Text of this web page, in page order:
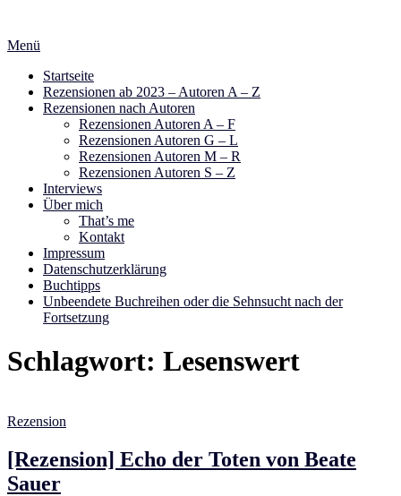
springen
Menü
Startseite
Rezensionen ab 2023 – Autoren A – Z
Rezensionen nach Autoren
Rezensionen Autoren A – F
Rezensionen Autoren G – L
Rezensionen Autoren M – R
Rezensionen Autoren S – Z
Interviews
Über mich
That’s me
Kontakt
Impressum
Datenschutzerklärung
Buchtipps
Unbeendete Buchreihen oder die Sehnsucht nach der
Fortsetzung
Schlagwort: Lesenswert
Rezension
[Rezension] Echo der Toten von Beate
Sauer